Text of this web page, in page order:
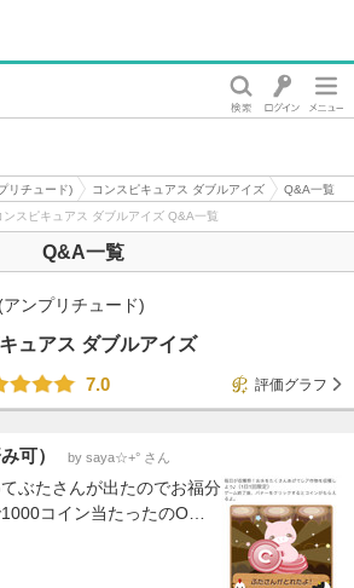
リチュード) コンスピキュアス ダブルアイズ
Q&A一覧
スピキュアス ダブルアイズ Q&A一覧
Q&A一覧
ンプリチュード)
ュアス ダブルアイズ
7.0
評価グラフ
可） by saya☆+° さん
ぶたさんが出たのでお福分
コイン当たったのO…